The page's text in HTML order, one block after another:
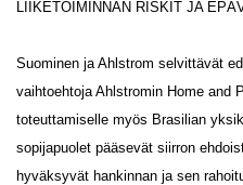
LIIKETOIMINNAN RISKIT JA
Suominen ja Ahlstrom selvittävät
vaihtoehtoja Ahlstromin Home and
toteuttamiselle myös Brasilian
sopijapuolet pääsevät siirron
hyväksyvät hankinnan ja sen